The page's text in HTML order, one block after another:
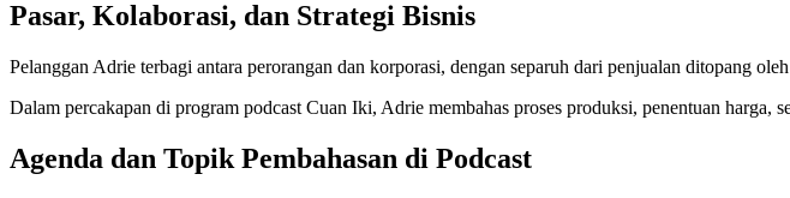
Pasar, Kolaborasi, dan Strategi Bisnis
Pelanggan Adrie terbagi antara perorangan dan korporasi, dengan separuh dari penjualan ditopang
Dalam percakapan di program podcast Cuan Iki, Adrie membahas proses produksi, penentuan harga,
Agenda dan Topik Pembahasan di Podcast